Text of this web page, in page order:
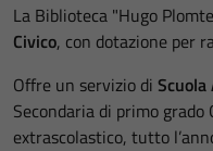
La Biblioteca "Hugo
Civico, con dotazione per
Offre un servizio di
Secondaria di primo
extrascolastico, tutto